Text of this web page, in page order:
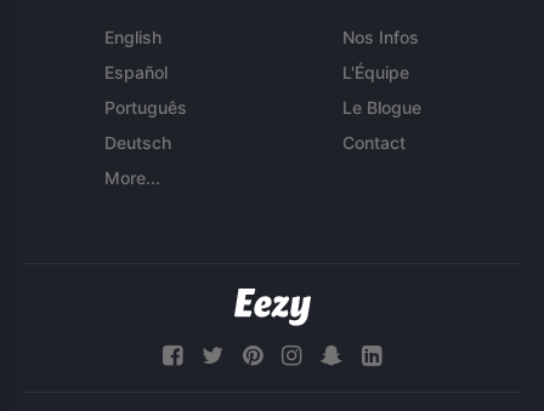
English
Español
Português
Deutsch
More...
Nos Infos
L'Équipe
Le Blogue
Contact